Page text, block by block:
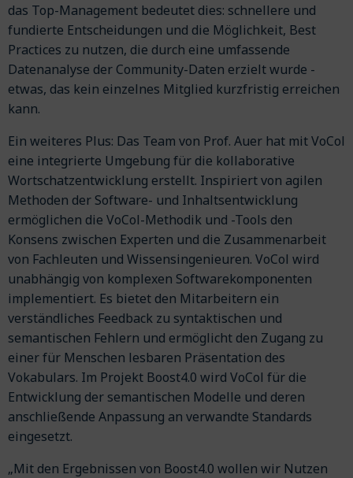
das Top-Management bedeutet dies: schnellere und
fundierte Entscheidungen und die Möglichkeit, Best
Practices zu nutzen, die durch eine umfassende
Datenanalyse der Community-Daten erzielt wurde -
etwas, das kein einzelnes Mitglied kurzfristig erreichen
kann.
Ein weiteres Plus: Das Team von Prof. Auer hat mit VoCol
eine integrierte Umgebung für die kollaborative
Wortschatzentwicklung erstellt. Inspiriert von agilen
Methoden der Software- und Inhaltsentwicklung
ermöglichen die VoCol-Methodik und -Tools den
Konsens zwischen Experten und die Zusammenarbeit
von Fachleuten und Wissensingenieuren. VoCol wird
unabhängig von komplexen Softwarekomponenten
implementiert. Es bietet den Mitarbeitern ein
verständliches Feedback zu syntaktischen und
semantischen Fehlern und ermöglicht den Zugang zu
einer für Menschen lesbaren Präsentation des
Vokabulars. Im Projekt Boost4.0 wird VoCol für die
Entwicklung der semantischen Modelle und deren
anschließende Anpassung an verwandte Standards
eingesetzt.
„Mit den Ergebnissen von Boost4.0 wollen wir Nutzen